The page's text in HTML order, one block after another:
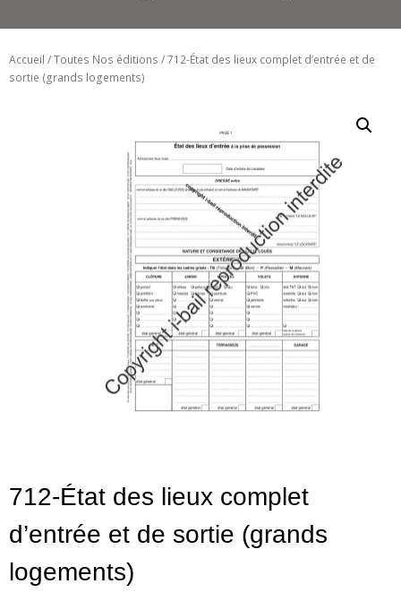
Accueil /Toutes Nos éditions / 712-État des lieux complet d’entrée et de
sortie (grands logements)
712-État des lieux complet
d’entrée et de sortie (grands
logements)